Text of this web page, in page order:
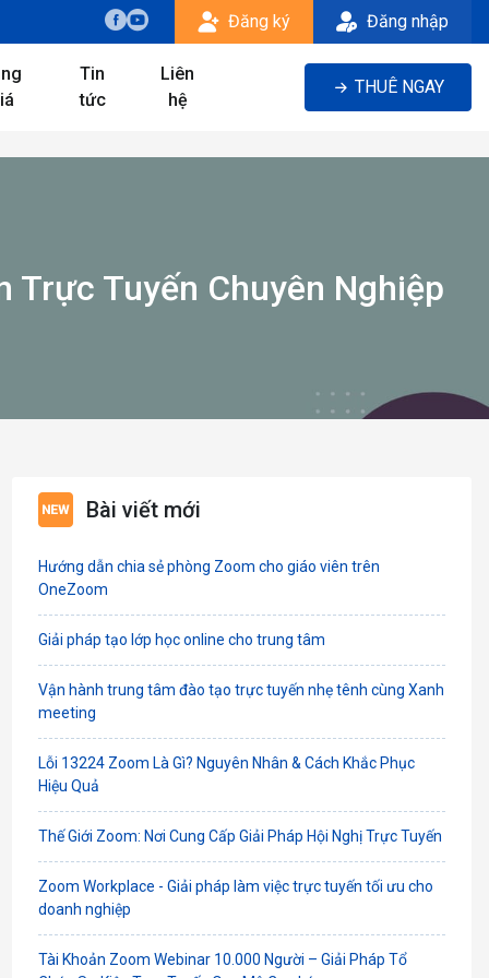
Đăng ký Đăng nhập
Tin
tức
Liên
hệ
THUÊ NGAY
Trực Tuyến Chuyên Nghiệp
Bài viết mới
Hướng dẫn chia sẻ phòng Zoom cho giáo viên trên
OneZoom
Giải pháp tạo lớp học online cho trung tâm
Vận hành trung tâm đào tạo trực tuyến nhẹ tênh cùng Xanh
meeting
Lỗi 13224 Zoom Là Gì? Nguyên Nhân & Cách Khắc Phục
Hiệu Quả
Thế Giới Zoom: Nơi Cung Cấp Giải Pháp Hội Nghị Trực Tuyến
Zoom Workplace - Giải pháp làm việc trực tuyến tối ưu cho
doanh nghiệp
Tài Khoản Zoom Webinar 10.000 Người – Giải Pháp Tổ